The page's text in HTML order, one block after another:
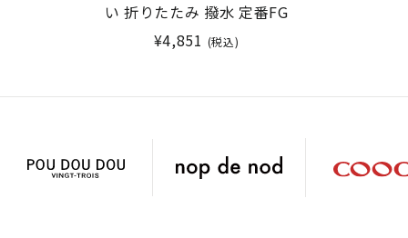
い 折りたたみ 撥水 定番FG
¥4,851 (税込)